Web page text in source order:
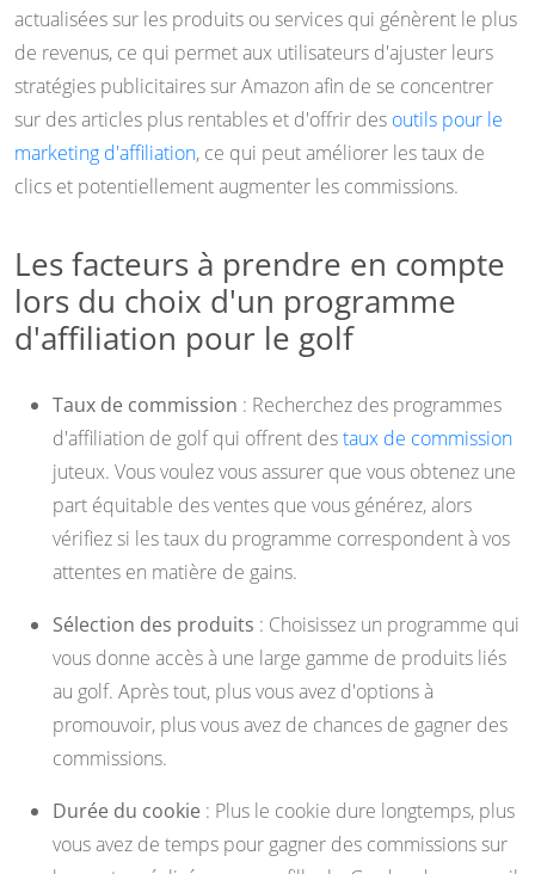
actualisées sur les produits ou services qui génèrent le plus
de revenus, ce qui permet aux utilisateurs d'ajuster leurs
stratégies publicitaires sur Amazon afin de se concentrer
sur des articles plus rentables et d'offrir des outils pour le
marketing d'affiliation, ce qui peut améliorer les taux de
clics et potentiellement augmenter les commissions.
Les facteurs à prendre en compte
lors du choix d'un programme
d'affiliation pour le golf
Taux de commission : Recherchez des programmes
d'affiliation de golf qui offrent destaux de commission
juteux. Vous voulez vous assurer que vous obtenez une
part équitable des ventes que vous générez, alors
vérifiez si les taux du programme correspondent à vos
attentes en matière de gains.
Sélection des produits : Choisissez un programme qui
vous donne accès à une large gamme de produits liés
au golf. Après tout, plus vous avez d'options à
promouvoir, plus vous avez de chances de gagner des
commissions.
Durée du cookie : Plus le cookie dure longtemps, plus
vous avez de temps pour gagner des commissions sur